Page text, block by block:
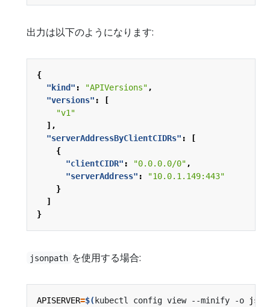
出力は以下のようになります:
{
"kind" : "APIVersions" ,
"versions" :
[
"v1"
],
"serverAddressByClientCIDRs" :
[
{
"clientCIDR" : "0.0.0.0/0" ,
"serverAddress" :
"10.0.1.149:443"
}
]
}
jsonpath を使用する場合:
APISERVER=$( kubectl config view --minify -o